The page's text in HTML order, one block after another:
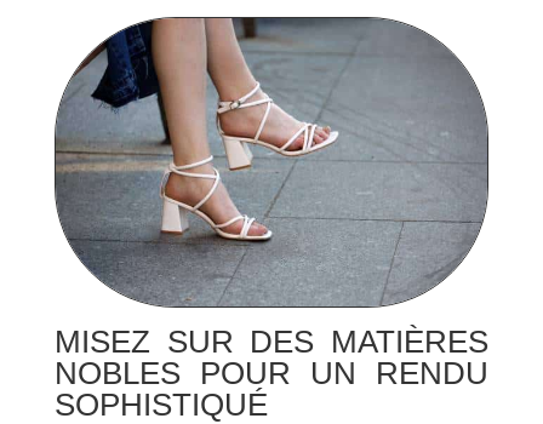
MISEZ SUR DES MATIÈRES
NOBLES POUR UN RENDU
SOPHISTIQUÉ